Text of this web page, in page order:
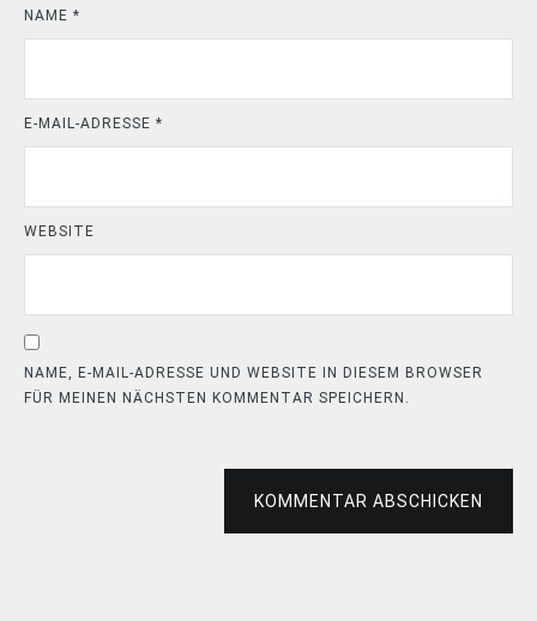
NAME *
E-MAIL-ADRESSE *
WEBSITE
NAME, E-MAIL-ADRESSE UND WEBSITE IN DIESEM BROWSER
FÜR MEINEN NÄCHSTEN KOMMENTAR SPEICHERN.
KOMMENTAR ABSCHICKEN